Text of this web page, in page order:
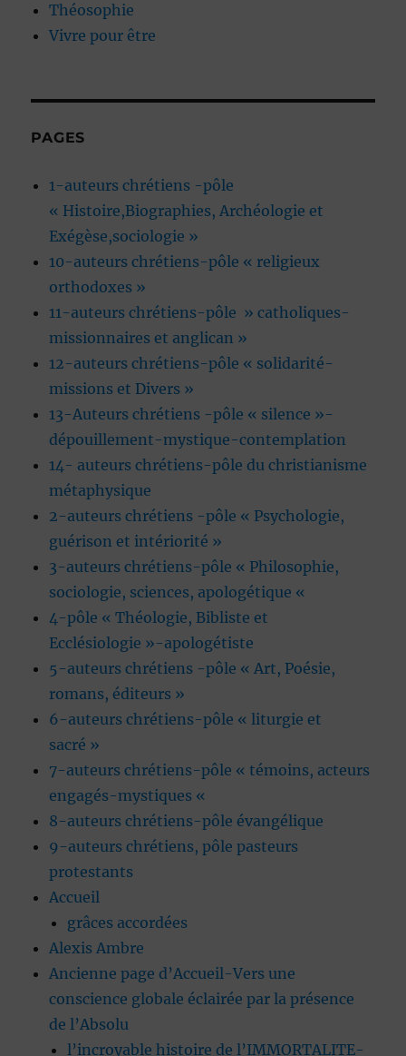
Théosophie
Vivre pour être
PAGES
1-auteurs chrétiens -pôle
« Histoire,Biographies, Archéologie et
Exégèse,sociologie »
10-auteurs chrétiens-pôle « religieux
orthodoxes »
11-auteurs chrétiens-pôle » catholiques-
missionnaires et anglican »
12-auteurs chrétiens-pôle « solidarité-
missions et Divers »
13-Auteurs chrétiens -pôle « silence »-
dépouillement-mystique-contemplation
14- auteurs chrétiens-pôle du christianisme
métaphysique
2-auteurs chrétiens -pôle « Psychologie,
guérison et intériorité »
3-auteurs chrétiens-pôle « Philosophie,
sociologie, sciences, apologétique «
4-pôle « Théologie, Bibliste et
Ecclésiologie »-apologétiste
5-auteurs chrétiens -pôle « Art, Poésie,
romans, éditeurs »
6-auteurs chrétiens-pôle « liturgie et
sacré »
7-auteurs chrétiens-pôle « témoins, acteurs
engagés-mystiques «
8-auteurs chrétiens-pôle évangélique
9-auteurs chrétiens, pôle pasteurs
protestants
Accueil
grâces accordées
Alexis Ambre
Ancienne page d’Accueil-Vers une
conscience globale éclairée par la présence
de l’Absolu
l’incroyable histoire de l’IMMORTALITE-